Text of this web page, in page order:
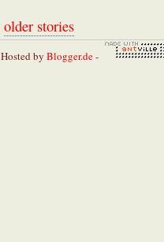
older stories
Hosted by Blogger.de-